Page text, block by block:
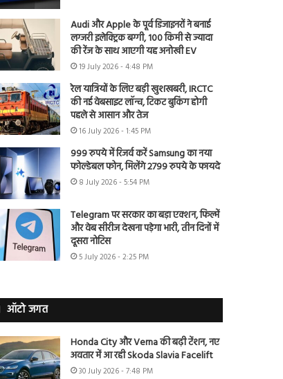
Audi और Apple के पूर्व डिजाइनरों ने बनाई
लग्जरी इलेक्ट्रिक बग्गी, 100 किमी से ज्यादा
की रेंज के साथ आएगी यह अनोखी EV
19 July 2026 - 4:48 PM
रेल यात्रियों के लिए बड़ी खुशखबरी, IRCTC
की नई वेबसाइट लॉन्च, टिकट बुकिंग होगी
पहले से आसान और तेज
16 July 2026 - 1:45 PM
999 रुपये में रिजर्व करें Samsung का नया
फोल्डेबल फोन, मिलेंगे 2799 रुपये के फायदे
8 July 2026 - 5:54 PM
Telegram पर सरकार का बड़ा एक्शन, फिल्में
और वेब सीरीज देखना पड़ेगा भारी, तीन दिनों में
दूसरा नोटिस
5 July 2026 - 2:25 PM
ऑटो जगत
Honda City और Verna की बढ़ी टेंशन, नए
अवतार में आ रही Skoda Slavia Facelift
30 July 2026 - 7:48 PM